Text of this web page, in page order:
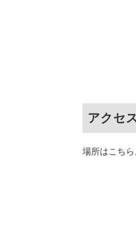
アクセ
場所はこちら